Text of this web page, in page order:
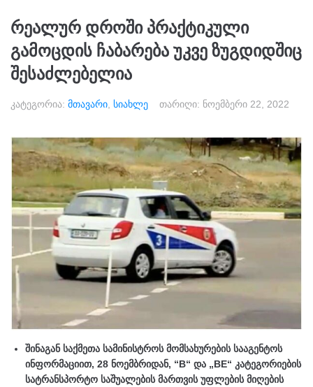
რეალურ დროში პრაქტიკული
გამოცდის ჩაბარება უკვე ზუგდიდშიც
შესაძლებელია
კატეგორია: მთავარი სიახლე თარიღი: ნოემბერი 22, 2022
შინაგან საქმეთა სამინისტროს მომსახურების სააგენტოს
ინფორმაციით, 28 ნოემბრიდან, “B“ და „BE“ კატეგორიების
სატრანსპორტო საშუალების მართვის უფლების მიღების